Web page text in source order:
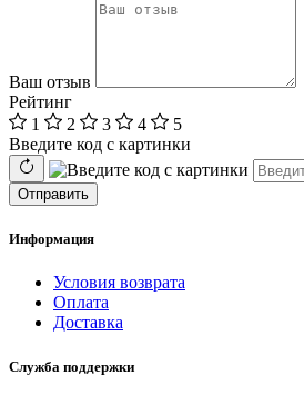
Ваш отзыв
Рейтинг
1
2 3 4
5
Введите код с картинки
Отправить
Информация
Условия возврата
Оплата
Доставка
Служба поддержки